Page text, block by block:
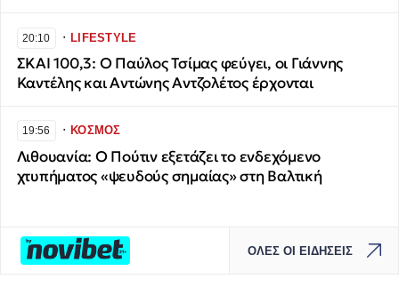
20:10 ∙LIFESTYLE
ΣΚΑI 100,3: Ο Παύλος Τσίμας φεύγει, οι Γιάννης
Καντέλης και Αντώνης Αντζολέτος έρχονται
19:56 ∙ΚΟΣΜΟΣ
Λιθουανία: Ο Πούτιν εξετάζει το ενδεχόμενο
χτυπήματος «ψευδούς σημαίας» στη Βαλτική
ΟΛΕΣ ΟΙ ΕΙΔΗΣΕΙΣ